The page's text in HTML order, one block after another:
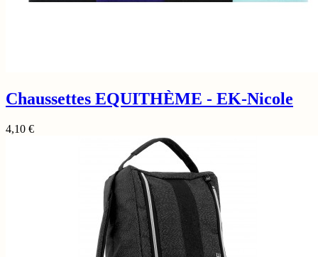
Chaussettes EQUITHÈME - EK-Nicole
4,10 €